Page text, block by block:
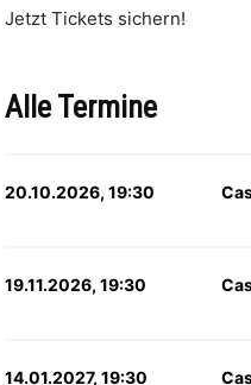
Jetzt Tickets sichern!
Alle Termine
20.10.2026, 19:30
19.11.2026, 19:30
14.01.2027, 19:30